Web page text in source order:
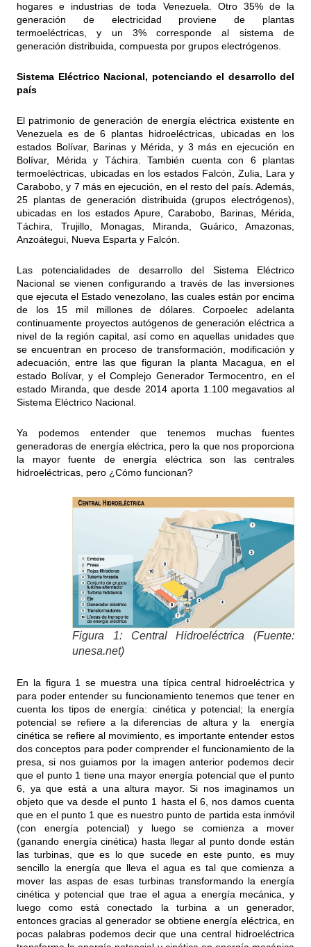
hogares e industrias de toda Venezuela. Otro 35% de la
generación de electricidad proviene de plantas
termoeléctricas, y un 3% corresponde al sistema de
generación distribuida, compuesta por grupos electrógenos.
Sistema Eléctrico Nacional, potenciando el desarrollo del
país
El patrimonio de generación de energía eléctrica existente en
Venezuela es de 6 plantas hidroeléctricas, ubicadas en los
estados Bolívar, Barinas y Mérida, y 3 más en ejecución en
Bolívar, Mérida y Táchira. También cuenta con 6 plantas
termoeléctricas, ubicadas en los estados Falcón, Zulia, Lara y
Carabobo, y 7 más en ejecución, en el resto del país. Además,
25 plantas de generación distribuida (grupos electrógenos),
ubicadas en los estados Apure, Carabobo, Barinas, Mérida,
Táchira, Trujillo, Monagas, Miranda, Guárico, Amazonas,
Anzoátegui, Nueva Esparta y Falcón.
Las potencialidades de desarrollo del Sistema Eléctrico
Nacional se vienen configurando a través de las inversiones
que ejecuta el Estado venezolano, las cuales están por encima
de los 15 mil millones de dólares. Corpoelec adelanta
continuamente proyectos autógenos de generación eléctrica a
nivel de la región capital, así como en aquellas unidades que
se encuentran en proceso de transformación, modificación y
adecuación, entre las que figuran la planta Macagua, en el
estado Bolívar, y el Complejo Generador Termocentro, en el
estado Miranda, que desde 2014 aporta 1.100 megavatios al
Sistema Eléctrico Nacional.
Ya podemos entender que tenemos muchas fuentes
generadoras de energía eléctrica, pero la que nos proporciona
la mayor fuente de energía eléctrica son las centrales
hidroeléctricas, pero ¿Cómo funcionan?
Figura 1: Central Hidroeléctrica (Fuente:
unesa.net)
En la figura 1 se muestra una típica central hidroeléctrica y
para poder entender su funcionamiento tenemos que tener en
cuenta los tipos de energía: cinética y potencial; la energía
potencial se refiere a la diferencias de altura y la energía
cinética se refiere al movimiento, es importante entender estos
dos conceptos para poder comprender el funcionamiento de la
presa, si nos guiamos por la imagen anterior podemos decir
que el punto 1 tiene una mayor energía potencial que el punto
6, ya que está a una altura mayor. Si nos imaginamos un
objeto que va desde el punto 1 hasta el 6, nos damos cuenta
que en el punto 1 que es nuestro punto de partida esta inmóvil
(con energía potencial) y luego se comienza a mover
(ganando energía cinética) hasta llegar al punto donde están
las turbinas, que es lo que sucede en este punto, es muy
sencillo la energía que lleva el agua es tal que comienza a
mover las aspas de esas turbinas transformando la energía
cinética y potencial que trae el agua a energía mecánica, y
luego como está conectado la turbina a un generador,
entonces gracias al generador se obtiene energía eléctrica, en
pocas palabras podemos decir que una central hidroeléctrica